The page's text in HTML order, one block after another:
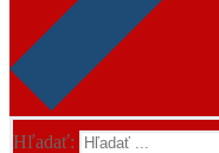
Hľadať: